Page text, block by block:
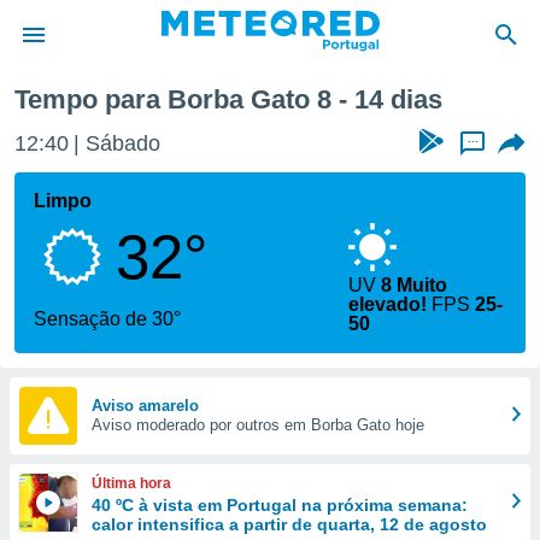
da
foi
fornecidas
a este
das
e
forma
digital
Tempo para Borba Gato 8 - 14 dias
12:40 Sábado ...
Limpo
32°
Sensação de 30°
UV8 Muito
elevado! FPS25-
50
Aviso amarelo
Aviso moderado por outros em Borba Gato hoje
Última hora
40 ºC à vista em Portugal na próxima semana:
calor intensifica a partir de quarta, 12 de agosto